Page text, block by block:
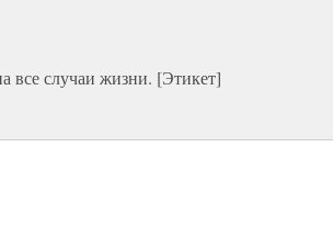
все случаи жизни. [Этикет]